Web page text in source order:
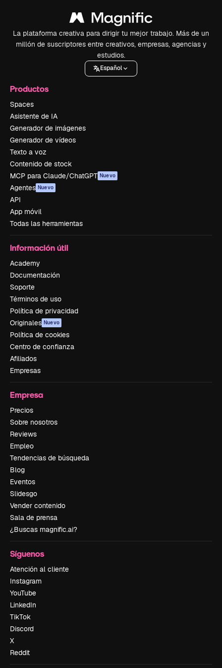
La plataforma creativa para dirigir tu mejor trabajo. Más de un
millón de suscriptores entre creativos, empresas, agencias y
estudios.
Español
Productos
Spaces
Asistente de IA
Generador de imágenes
Generador de vídeos
Texto a voz
Contenido de stock
MCP para Claude/ChatGPT Nuevo
Agentes Nuevo
API
App móvil
Todas las herramientas
Información útil
Academy
Documentación
Soporte
Términos de uso
Política de privacidad
Originales Nuevo
Política de cookies
Centro de confianza
Afiliados
Empresas
Empresa
Precios
Sobre nosotros
Reviews
Empleo
Tendencias de búsqueda
Blog
Eventos
Slidesgo
Vender contenido
Sala de prensa
¿Buscas magnific.ai?
Síguenos
Atención al cliente
Instagram
YouTube
LinkedIn
TikTok
Discord
X
Reddit